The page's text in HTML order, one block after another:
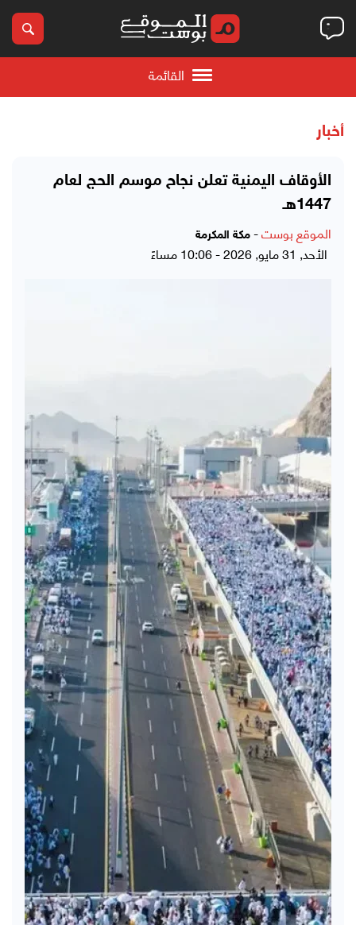
القائمة
أخبار
الأوقاف اليمنية تعلن نجاح موسم الحج لعام
1447هـ
الموقع بوست- مكة المكرمة
الأحد, 31 مايو, 2026 - 10:06 مساءً